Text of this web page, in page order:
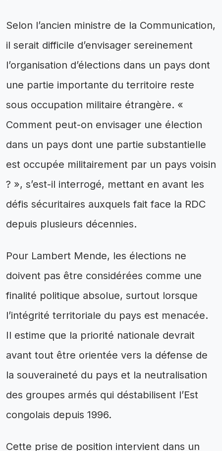
Selon l’ancien ministre de la Communication,
il serait difficile d’envisager sereinement
l’organisation d’élections dans un pays dont
une partie importante du territoire reste
sous occupation militaire étrangère. «
Comment peut-on envisager une élection
dans un pays dont une partie substantielle
est occupée militairement par un pays voisin
? », s’est-il interrogé, mettant en avant les
défis sécuritaires auxquels fait face la RDC
depuis plusieurs décennies.
Pour Lambert Mende, les élections ne
doivent pas être considérées comme une
finalité politique absolue, surtout lorsque
l’intégrité territoriale du pays est menacée.
Il estime que la priorité nationale devrait
avant tout être orientée vers la défense de
la souveraineté du pays et la neutralisation
des groupes armés qui déstabilisent l’Est
congolais depuis 1996.
Cette prise de position intervient dans un